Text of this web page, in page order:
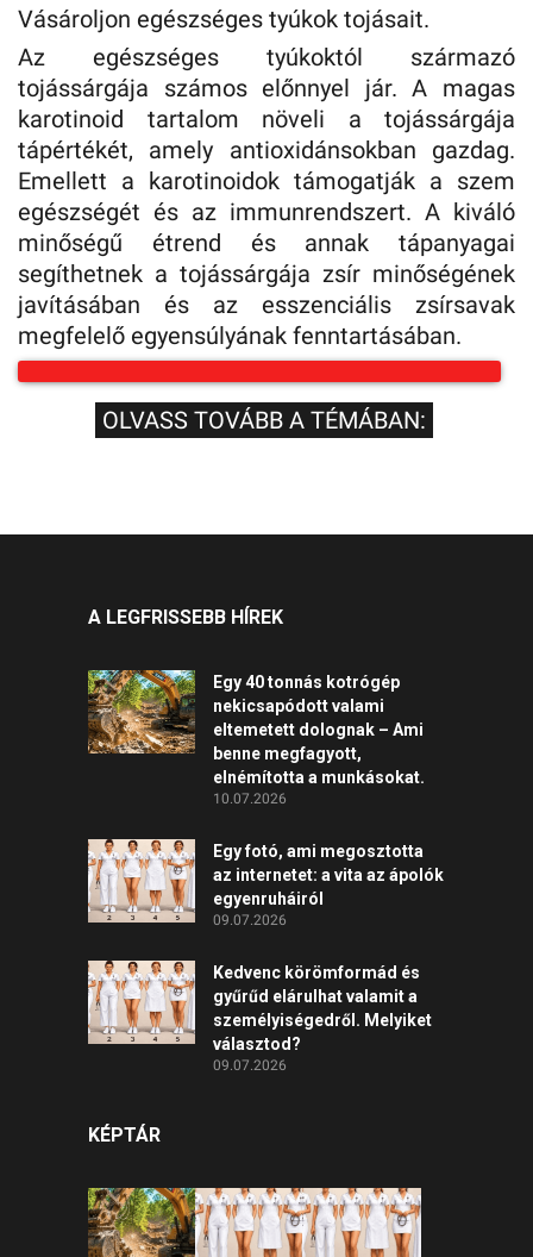
Vásároljon egészséges tyúkok tojásait.
Az egészséges tyúkoktól származó
tojássárgája számos előnnyel jár. A magas
karotinoid tartalom növeli a tojássárgája
tápértékét, amely antioxidánsokban gazdag.
Emellett a karotinoidok támogatják a szem
egészségét és az immunrendszert. A kiváló
minőségű étrend és annak tápanyagai
segíthetnek a tojássárgája zsír minőségének
javításában és az esszenciális zsírsavak
megfelelő egyensúlyának fenntartásában.
OLVASS TOVÁBB A TÉMÁBAN:
A LEGFRISSEBB HÍREK
Egy 40 tonnás kotrógép
nekicsapódott valami
eltemetett dolognak – Ami
benne megfagyott,
elnémította a munkásokat.
10.07.2026
Egy fotó, ami megosztotta
az internetet: a vita az ápolók
egyenruháiról
09.07.2026
Kedvenc körömformád és
gyűrűd elárulhat valamit a
személyiségedről. Melyiket
választod?
09.07.2026
KÉPTÁR